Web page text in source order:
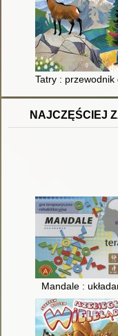
Tatry : przewodnik
NAJCZĘŚCIEJ
Mandale :